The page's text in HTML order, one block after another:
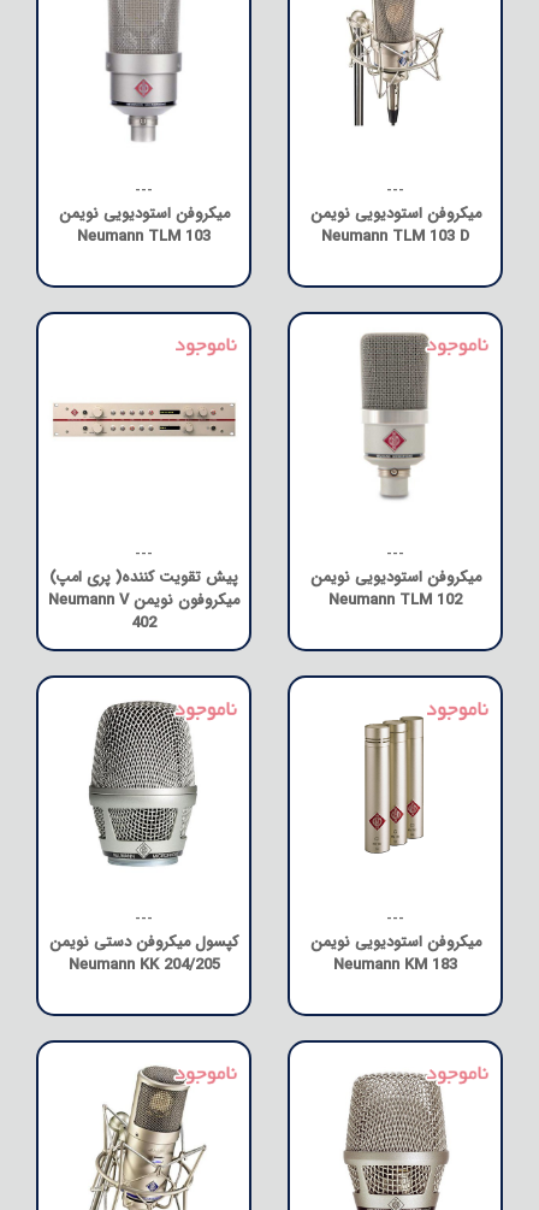
---
میکروفن استودیویی نویمن
Neumann TLM 103 D
---
میکروفن استودیویی نویمن
Neumann TLM 103
---
میکروفن استودیویی نویمن
Neumann TLM 102
---
پیش تقویت کننده( پری امپ)
میکروفون نویمن Neumann V
402
---
میکروفن استودیویی نویمن
Neumann KM 183
---
کپسول میکروفن دستی نویمن
Neumann KK 204/205